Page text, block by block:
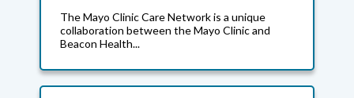
The Mayo Clinic Care Network is a unique
collaboration between the Mayo Clinic and
Beacon Health...